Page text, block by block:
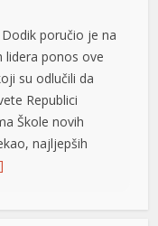
poručio je na
lidera ponos ove
su odlučili da
Republici
Škole novih
najljepših
EU: Novi